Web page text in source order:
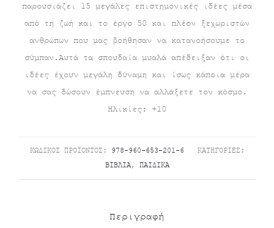
παρουσιάζει 15 μεγάλες επιστημονικές ιδέες μέσα
από τη ζωή και το έργο 50 και πλέον ξεχωριστών
ανθρώπων που μας βοήθησαν να κατανοήσουμε το
σύμπαν.Αυτά τα σπουδαία μυαλά απέδειξαν ότι οι
ιδέες έχουν μεγάλη δύναμη και ίσως κάποια μέρα
να σας δώσουν έμπνευση να αλλάξετε τον κόσμο.
Ηλικίες: +10
ΚΩΔΙΚΌΣ ΠΡΟΪΌΝΤΟΣ: 978-960-653-201-6
ΚΑΤΗΓΟΡΊΕΣ:
ΒΙΒΛΊΑ, ΠΑΙΔΙΚΆ
Περιγραφή